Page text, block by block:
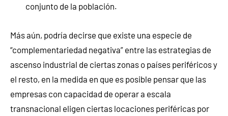
conjunto de la población.
Más aún, podría decirse que existe una especie de
“complementariedad negativa” entre las estrategias de
ascenso industrial de ciertas zonas o países periféricos y
el resto, en la medida en que es posible pensar que las
empresas con capacidad de operar a escala
transnacional eligen ciertas locaciones periféricas por